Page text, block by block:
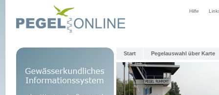
Hilfe
Start Pegelauswahl über Karte